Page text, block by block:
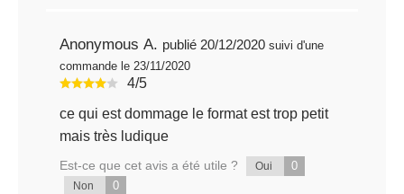
Anonymous A. publié 20/12/2020 suivi d'une
commande le 23/11/2020
4/5
ce qui est dommage le format est trop petit
mais très ludique
Est-ce que cet avis a été utile ? Oui 0
Non 0